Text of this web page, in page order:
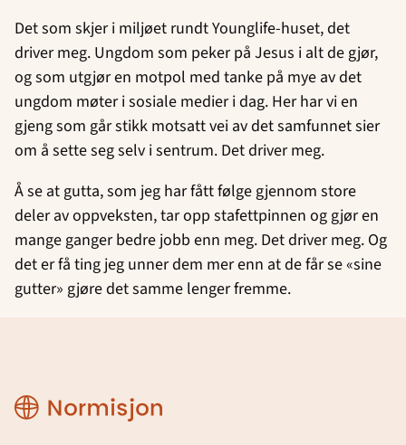
Det som skjer i miljøet rundt Younglife-huset, det
driver meg. Ungdom som peker på Jesus i alt de gjør,
og som utgjør en motpol med tanke på mye av det
ungdom møter i sosiale medier i dag. Her har vi en
gjeng som går stikk motsatt vei av det samfunnet sier
om å sette seg selv i sentrum. Det driver meg.
Å se at gutta, som jeg har fått følge gjennom store
deler av oppveksten, tar opp stafettpinnen og gjør en
mange ganger bedre jobb enn meg. Det driver meg. Og
det er få ting jeg unner dem mer enn at de får se «sine
gutter» gjøre det samme lenger fremme.
Region
Rogaland